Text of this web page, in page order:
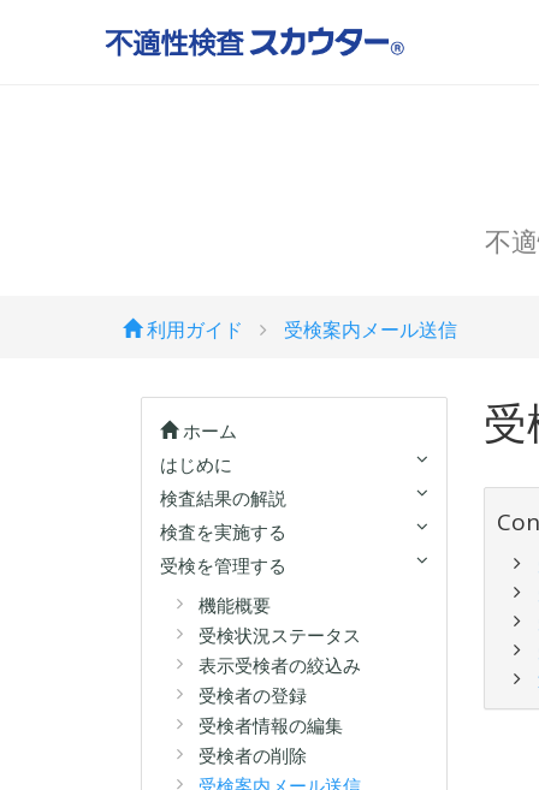
不
利用ガイド 受検案内メール送信
ホーム
はじめに
検査結果の解説
検査を実施する
受検を管理する
機能概要
受検状況ステータス
表示受検者の絞込み
受検者の登録
受検者情報の編集
受検者の削除